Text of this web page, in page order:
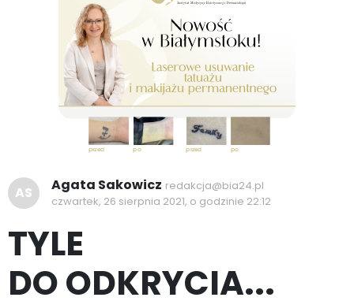
AS Agata Sakowicz redakcja@bia24.pl
czwartek, 26 sierpnia 2021, o godzinie 22:12
TYLE
DO ODKRYCIA...